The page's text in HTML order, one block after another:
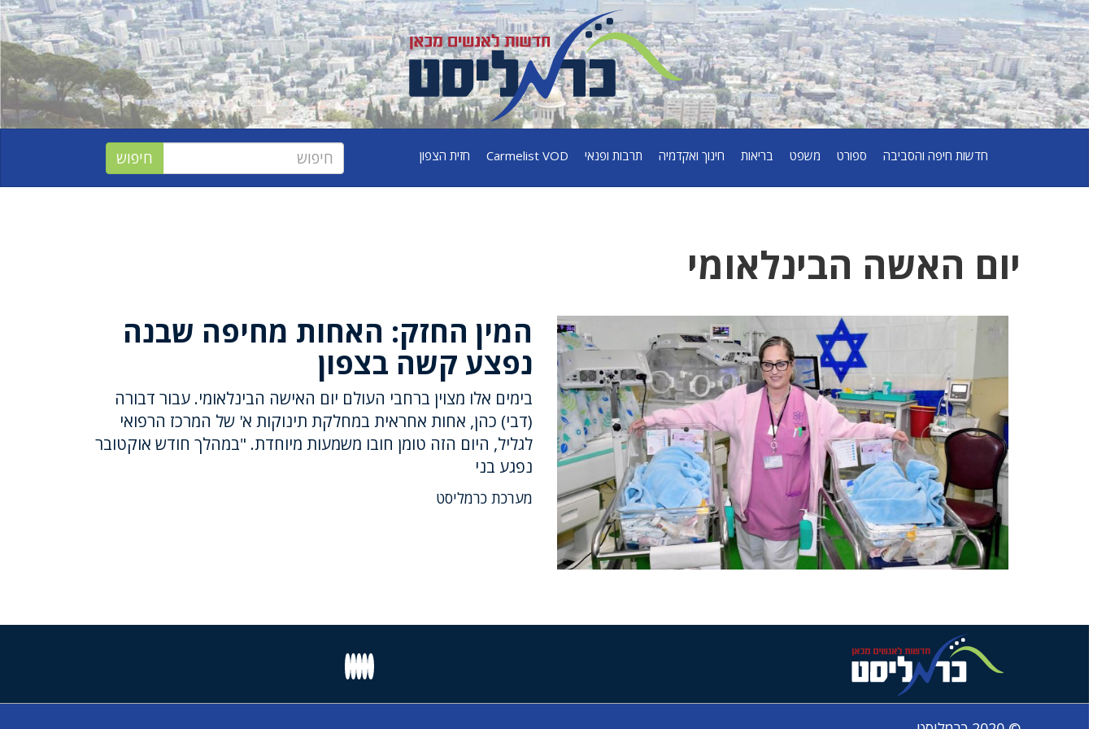
חדשות חיפה והסביבה ספורט משפט בריאות חינוך ואקדמיה תרבות ופנאי Carmelist VOD חזית הצפון
יום האשה הבינלאומי
המין החזק: האחות מחיפה שבנה
נפצע קשה בצפון
בימים אלו מצוין ברחבי העולם יום האישה הבינלאומי. עבור דבורה
(דבי) כהן, אחות אחראית במחלקת תינוקות א' של המרכז הרפואי
לגליל, היום הזה טומן חובו משמעות מיוחדת. "במהלך חודש אוקטובר
נפגע בני
מערכת כרמליסט